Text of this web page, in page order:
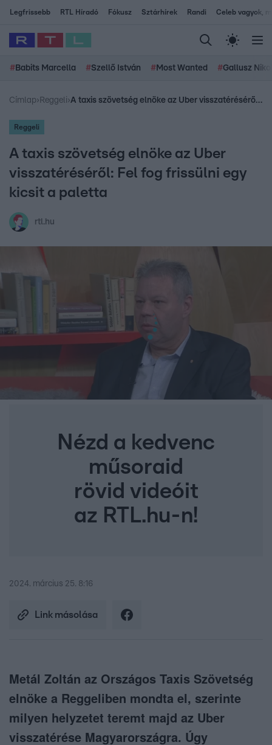
Legfrissebb RTL Híradó Fókusz Sztárhírek Randi Celeb vagyok,
# Babits Marcella #Szellő István # Most Wanted #Gallusz
Címlap› Reggeli› A taxis szövetség elnöke az Uber visszatéréséről: Fel fog frissülni egy kicsit a paletta
Reggeli
A taxis szövetség elnöke az Uber
visszatéréséről: Fel fog frissülni egy
kicsit a paletta
rtl.hu
Nézd a kedvenc
műsoraid
rövid videóit
az RTL.hu-n!
2024. március 25. 8:16
Link másolása
Metál Zoltán az Országos Taxis Szövetség
elnöke a Reggeliben mondta el, szerinte
milyen helyzetet teremt majd az Uber
visszatérése Magyarországra. Úgy